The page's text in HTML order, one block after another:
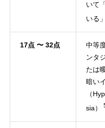
いて
いる
17点 〜 32点
中等
ンタ
たは
暗い
（
sia）